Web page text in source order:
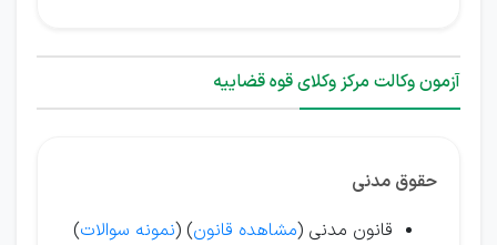
آزمون وکالت مرکز وکلای قوه قضاییه
حقوق مدنی
قانون مدنی (مشاهده قانون) (نمونه سوالات)